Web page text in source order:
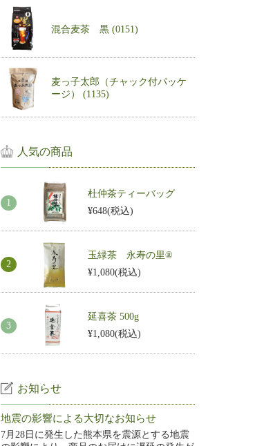
混合麦茶 黒 (0151)
麦っ子太郎（チャック付パッケ
ージ） (1135)
人気の商品
杜仲茶ティーバッグ
¥648(税込)
玉緑茶 永寿の里®
¥1,080(税込)
延喜茶 500g
¥1,080(税込)
お知らせ
地震の影響による大切なお知らせ
7月28日に発生した熊本県を震源とする地震